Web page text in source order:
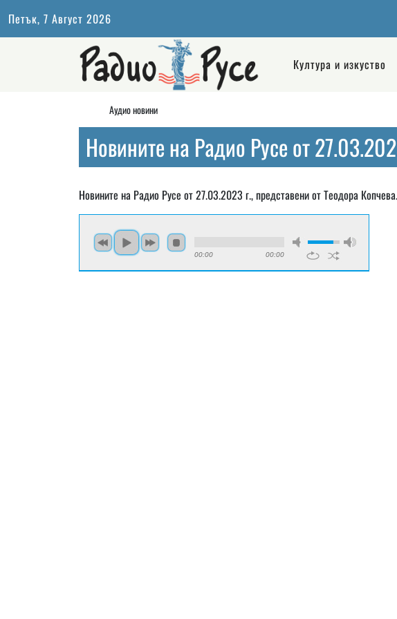
Петък, 7 Август 2026
Култура и изкуство
Аудио новини
Новините на Радио Русе от
Новините на Радио Русе от 27.03.2023 г., представени от Теодора Копчева.
00:00 00:00